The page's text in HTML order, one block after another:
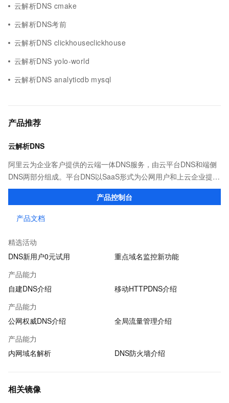
云解析DNS cmake
云解析DNS考前
云解析DNS clickhouseclickhouse
云解析DNS yolo-world
云解析DNS analyticdb mysql
产品推荐
云解析DNS
阿里云为企业客户提供的云端一体DNS服务，由云平台DNS和端侧
DNS两部分组成。平台DNS以SaaS形式为公网用户和上云企业提供
高效稳定的域名解析服务；端侧DNS则通过自建DNS软件及移动端
SDK，满足企业多种场景下的解析需求。
产品控制台
产品文档
精选活动
DNS新用户0元试用
重点域名监控新功能
产品能力
自建DNS介绍
移动HTTPDNS介绍
产品能力
公网权威DNS介绍
全局流量管理介绍
产品能力
内网域名解析
DNS防火墙介绍
相关镜像